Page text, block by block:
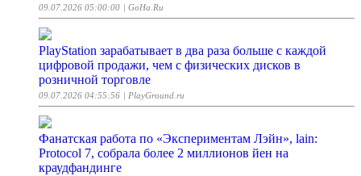
09.07.2026 05:00:00 | GoHa.Ru
PlayStation зарабатывает в два раза больше с каждой
цифровой продажи, чем с физических дисков в
розничной торговле
09.07.2026 04:55:56 | PlayGround.ru
Фанатская работа по «Экспериментам Лэйн», lain:
Protocol 7, собрала более 2 миллионов йен на
краудфандинге